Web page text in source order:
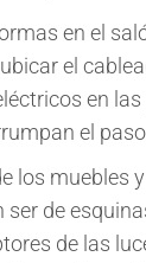
en el
el
en las
el
los muebles
ser de
de las